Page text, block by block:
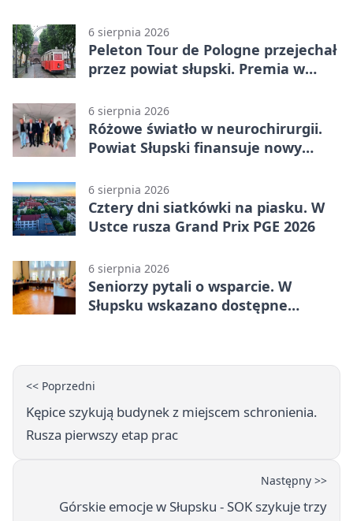
6 sierpnia 2026
Peleton Tour de Pologne przejechał
przez powiat słupski. Premia w
6 sierpnia 2026
Różowe światło w neurochirurgii.
Powiat Słupski finansuje nowy
6 sierpnia 2026
Cztery dni siatkówki na piasku. W
Ustce rusza Grand Prix PGE 2026
6 sierpnia 2026
Seniorzy pytali o wsparcie. W
Słupsku wskazano dostępne
<< Poprzedni
Kępice szykują budynek z miejscem schronienia.
Rusza pierwszy etap prac
Następny >>
Górskie emocje w Słupsku - SOK szykuje trzy